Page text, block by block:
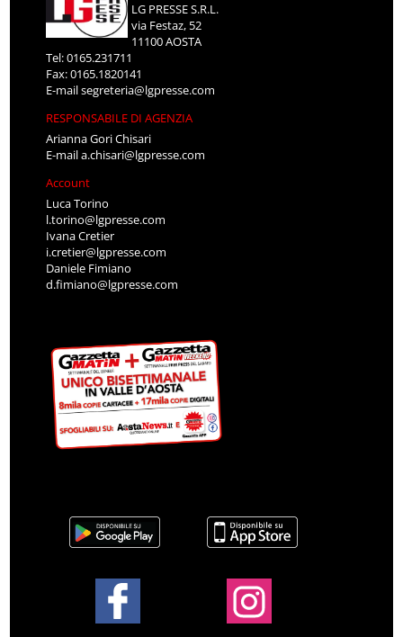
LG PRESSE S.R.L.
via Festaz, 52
11100 AOSTA
Tel: 0165.231711
Fax: 0165.1820141
E-mailsegreteria@lgpresse.com
RESPONSABILE DI AGENZIA
Arianna Gori Chisari
E-maila.chisari@lgpresse.com
Account
Luca Torino
l.torino@lgpresse.com
Ivana Cretier
i.cretier@lgpresse.com
Daniele Fimiano
d.fimiano@lgpresse.com